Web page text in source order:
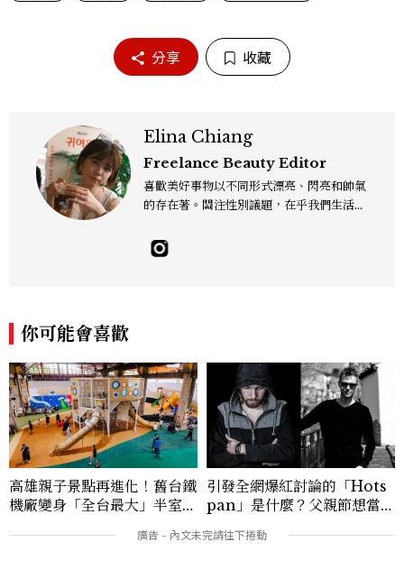
分享 收藏
Elina Chiang
Freelance Beauty Editor
喜歡美好事物以不同形式漂亮、閃亮和帥氣
的存在著。關注性別議題，在乎我們生活的
民！Instagram：hanyunc／Contac
t：elina.chiang.work@gmail.com
你可能會喜歡
高雄親子景點再進化！舊台鐵
機廠變身「全台最大」半室內
引發全網爆紅討論的「Hots
pan」是什麼？父親節想當天
帥到老的關鍵